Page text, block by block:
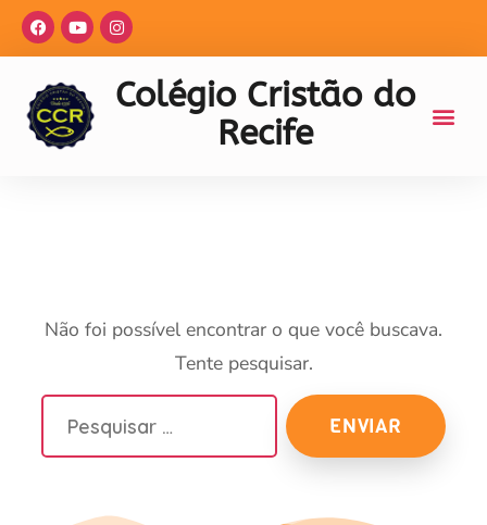
Colégio Cristão do
Recife
Não foi possível encontrar o que você buscava.
Tente pesquisar.
ENVIAR